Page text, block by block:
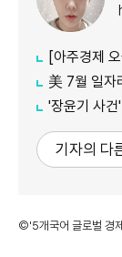
[아주경제 오늘의 뉴
美 7월 일자리
'장윤기 사건'
기자의 다
©'5개국어 글로벌 경